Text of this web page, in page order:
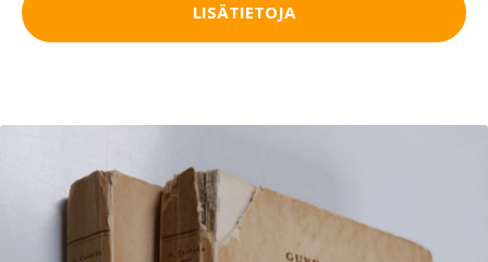
LISÄTIETOJA